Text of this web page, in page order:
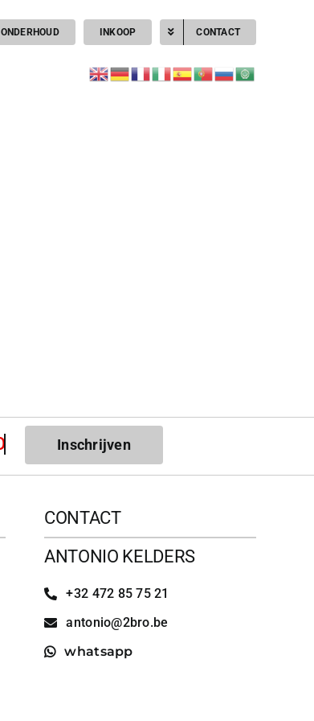
ONDERHOUD INKOOP CONTACT
Inschrijven
CONTACT
ANTONIO KELDERS
+32 472 85 75 21
antonio@2bro.be
whatsapp